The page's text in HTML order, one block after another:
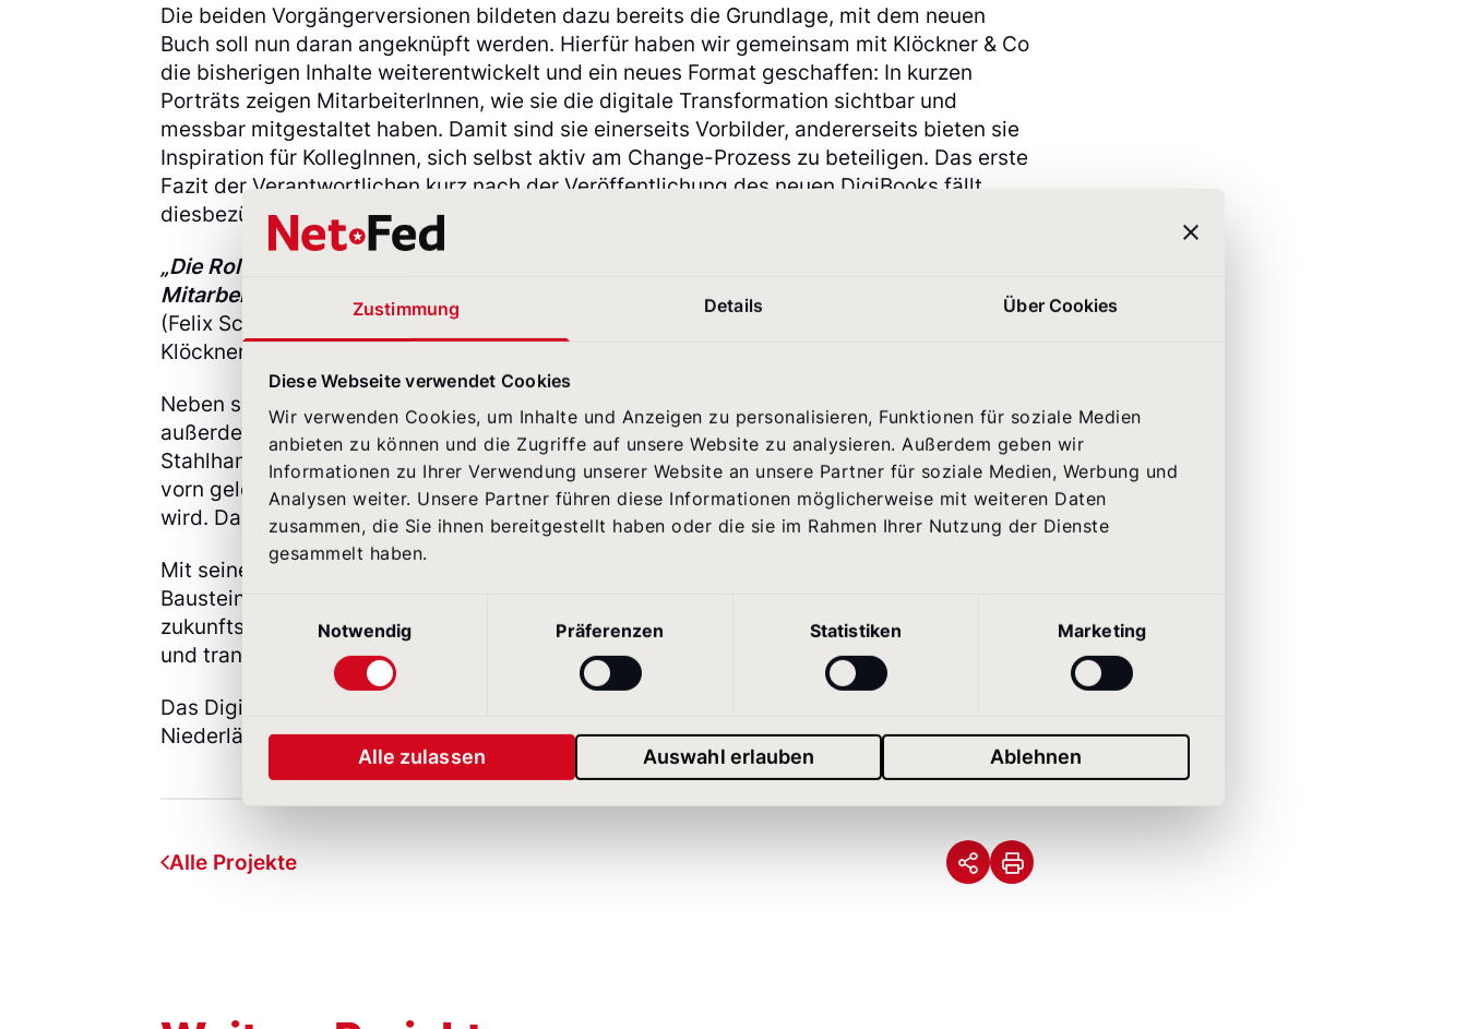
Zustimmung Details Über Cookies
Diese Webseite verwendet Cookies
Wir verwenden Cookies, um Inhalte und Anzeigen zu personalisieren, Funktionen für soziale Medien
anbieten zu können und die Zugriffe auf unsere Website zu analysieren. Außerdem geben wir
Informationen zu Ihrer Verwendung unserer Website an unsere Partner für soziale Medien, Werbung und
Analysen weiter. Unsere Partner führen diese Informationen möglicherweise mit weiteren Daten
zusammen, die Sie ihnen bereitgestellt haben oder die sie im Rahmen Ihrer Nutzung der Dienste
gesammelt haben.
Einwilligungsauswahl
Notwendig
Präferenzen Statistiken Marketing
Ablehnen
Auswahl erlauben
Alle zulassen
Die beiden Vorgängerversionen bildeten dazu bereits die Grundlage, mit dem neuen
Buch soll nun daran angeknüpft werden. Hierfür haben wir gemeinsam mit Klöckner & Co
die bisherigen Inhalte weiterentwickelt und ein neues Format geschaffen: In kurzen
Porträts zeigen MitarbeiterInnen, wie sie die digitale Transformation sichtbar und
messbar mitgestaltet haben. Damit sind sie einerseits Vorbilder, andererseits bieten sie
Inspiration für KollegInnen, sich selbst aktiv am Change-Prozess zu beteiligen. Das erste
Fazit der Verantwortlichen kurz nach der Veröffentlichung des neuen DigiBooks fällt
diesbezüglich durchweg positiv aus:
„Die Rolemodel-Rubrik schafft eine eindeutig wahrnehmbare Identifikation der
Mitarbeiter mit dem Buch.“
(Felix Schmitz, Head of Investor Relations, Internal Communications & Sustainability bei
Klöckner & Co)
Neben spannenden Inhalten rund um die Digitalisierung bei Klöckner hat das Buch
außerdem ein besonderes Gimmick: Ganz nach dem erwähnten Motto „So stellen wir den
Stahlhandel auf den Kopf“ ist das neue DigiBook so aufgebaut, dass es zunächst von
vorn gelesen wird und im weiteren Verlauf umgedreht und von hinten weitergelesen
wird. Damit unterstreicht auch das Layout die zentrale Message.
Mit seiner umfassenden Digitalisierungsstrategie, in der das DigiBook ein wichtiger
Baustein ist, nimmt Klöckner eine Vorreiterrolle in der Stahlbranche ein und zeigt sich als
zukunftsorientierter Arbeitgeber, der es auch versteht, seine MitarbeiterInnen fundiert
und transparent durch Veränderungsprozesse zu begleiten.
Das DigiBook 3.0 wurde in den Sprachen Deutsch, Englisch, Französisch und
Niederländisch veröffentlicht.
Alle Projekte